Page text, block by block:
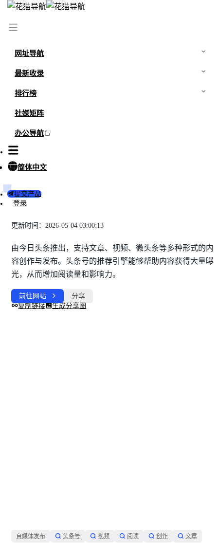
网址导航
最新收录
排行榜
社媒矩阵
办公导航
简体中文
提交产品
登录
头条号
更新时间：2026-05-04 03:00:13
由今日头条推出，支持文章、视频、微头条等多种形式的内
容创作与发布。头条号的推荐引擎能够帮助内容获得大量曝
光，从而增加阅读量和影响力。
前往网站
分享
复制链接
生成分享图
自媒体发布 头条号 视频 阅读 创作 文章